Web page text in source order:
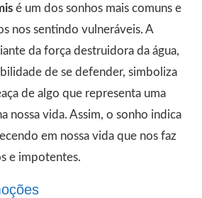
é um dos sonhos mais comuns e
nos sentindo vulneráveis. A
da força destruidora da água,
de se defender, simboliza
de algo que representa uma
nossa vida. Assim, o sonho indica
em nossa vida que nos faz
e impotentes.